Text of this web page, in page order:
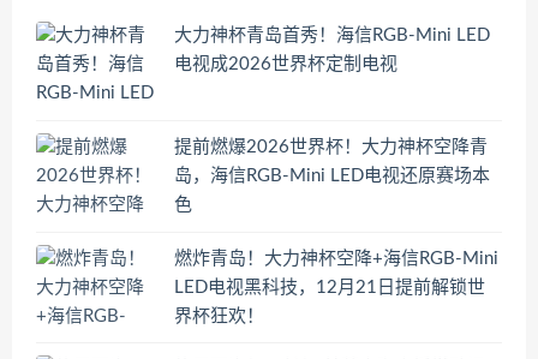
大力神杯青岛首秀！海信RGB-Mini LED
电视成2026世界杯定制电视
提前燃爆2026世界杯！大力神杯空降青
岛，海信RGB-Mini LED电视还原赛场本
色
燃炸青岛！大力神杯空降+海信RGB-Mini
LED电视黑科技，12月21日提前解锁世
界杯狂欢！